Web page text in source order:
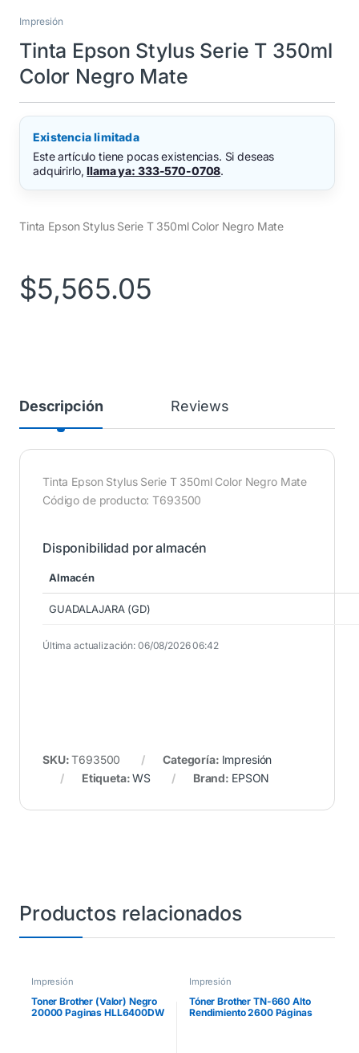
Impresión
Tinta Epson Stylus Serie T 350ml
Color Negro Mate
Existencia limitada
Este artículo tiene pocas existencias. Si deseas
adquirirlo,llama ya: 333-570-0708.
Tinta Epson Stylus Serie T 350ml Color Negro Mate
$5,565.05
Descripción Reviews
Tinta Epson Stylus Serie T 350ml Color Negro Mate
Código de producto: T693500
Disponibilidad por almacén
Almacén
GUADALAJARA (GD)
Última actualización: 06/08/2026 06:42
SKU:T693500 Categoría: Impresión
Etiqueta:WS Brand: EPSON
Productos relacionados
Impresión
Toner Brother (Valor) Negro
20000 Paginas HLL6400DW
Impresión
Tóner Brother TN-660 Alto
Rendimiento 2600 Páginas